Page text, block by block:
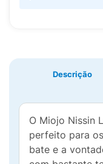
Descrição
O Miojo Nissin
perfeito para
bate e a